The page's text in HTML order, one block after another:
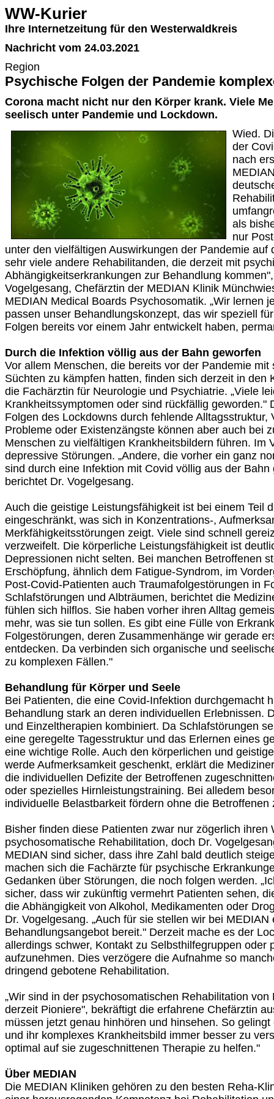
WW-Kurier
Ihre Internetzeitung für den Westerwaldkreis
Nachricht vom 24.03.2021
Region
Psychische Folgen der Pandemie
Corona macht nicht nur den Körper krank. Viele
seelisch unter Pandemie und Lockdown.
Wied.
der
nach
als
nur
unter den vielfältigen Auswirkungen der Pandemie auf
sehr viele andere Rehabilitanden, die derzeit mit
Abhängigkeitserkrankungen zur Behandlung
Vogelgesang, Chefärztin der MEDIAN Klinik
MEDIAN Medical Boards Psychosomatik. „Wir lernen
passen unser Behandlungskonzept, das wir speziell
Folgen bereits vor einem Jahr entwickelt haben,
Durch die Infektion völlig aus der Bahn geworfen
Vor allem Menschen, die bereits vor der Pandemie
Süchten zu kämpfen hatten, finden sich derzeit in den
die Fachärztin für Neurologie und Psychiatrie. „Viele
Krankheitssymptomen oder sind rückfällig geworden."
Folgen des Lockdowns durch fehlende Alltagsstruktur,
Probleme oder Existenzängste können aber auch bei
Menschen zu vielfältigen Krankheitsbildern führen. Im
depressive Störungen. „Andere, die vorher ein ganz
sind durch eine Infektion mit Covid völlig aus der Bahn
berichtet Dr. Vogelgesang.
Auch die geistige Leistungsfähigkeit ist bei einem Teil
eingeschränkt, was sich in Konzentrations-,
Merkfähigkeitsstörungen zeigt. Viele sind schnell
verzweifelt. Die körperliche Leistungsfähigkeit ist
Depressionen nicht selten. Bei manchen Betroffenen
Erschöpfung, ähnlich dem Fatigue-Syndrom, im
Post-Covid-Patienten auch Traumafolgestörungen in
Schlafstörungen und Albträumen, berichtet die
fühlen sich hilflos. Sie haben vorher ihren Alltag
mehr, was sie tun sollen. Es gibt eine Fülle von
Folgestörungen, deren Zusammenhänge wir gerade
entdecken. Da verbinden sich organische und
zu komplexen Fällen."
Behandlung für Körper und Seele
Bei Patienten, die eine Covid-Infektion durchgemacht
Behandlung stark an deren individuellen Erlebnissen.
und Einzeltherapien kombiniert. Da Schlafstörungen
eine geregelte Tagesstruktur und das Erlernen eines
eine wichtige Rolle. Auch den körperlichen und
werde Aufmerksamkeit geschenkt, erklärt die
die individuellen Defizite der Betroffenen
oder spezielles Hirnleistungstraining. Bei alledem
individuelle Belastbarkeit fördern ohne die Betroffenen
Bisher finden diese Patienten zwar nur zögerlich ihren
psychosomatische Rehabilitation, doch Dr.
MEDIAN sind sicher, dass ihre Zahl bald deutlich
machen sich die Fachärzte für psychische
Gedanken über Störungen, die noch folgen werden.
sicher, dass wir zukünftig vermehrt Patienten sehen,
die Abhängigkeit von Alkohol, Medikamenten oder
Dr. Vogelgesang. „Auch für sie stellen wir bei MEDIAN
Behandlungsangebot bereit." Derzeit mache es der
allerdings schwer, Kontakt zu Selbsthilfegruppen oder
aufzunehmen. Dies verzögere die Aufnahme so
dringend gebotene Rehabilitation.
„Wir sind in der psychosomatischen Rehabilitation
derzeit Pioniere", bekräftigt die erfahrene Chefärztin
müssen jetzt genau hinhören und hinsehen. So
und ihr komplexes Krankheitsbild immer besser zu
optimal auf sie zugeschnittenen Therapie zu helfen."
Über MEDIAN
Die MEDIAN Kliniken gehören zu den besten Reha-